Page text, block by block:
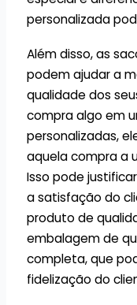
personalizada
Além disso, as
podem ajudar a
qualidade dos
compra algo em
personalizadas,
aquela compra a
Isso pode
a satisfação do
produto de
embalagem de
completa, que
fidelização do